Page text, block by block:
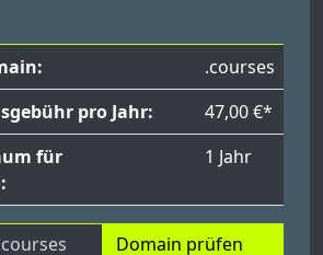
.courses
pro Jahr:
47,00 €*
für
1 Jahr
Domain prüfen